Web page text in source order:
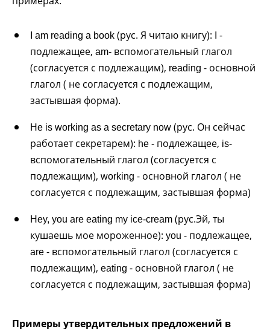
I am reading a book (рус. Я читаю книгу): -
подлежащее, am- вспомогательный глагол
(согласуется с подлежащим), reading - основной
глагол ( не согласуется с подлежащим,
застывшая форма).
He is working as a secretary now (рус. Он сейчас
работает секретарем): he - подлежащее, is-
вспомогательный глагол (согласуется с
подлежащим), working - основной глагол ( не
согласуется с подлежащим, застывшая форма)
Hey, you are eating my ice-cream (рус.Эй, ты
кушаешь мое мороженное): you - подлежащее,
are - вспомогательный глагол (согласуется с
подлежащим), eating - основной глагол ( не
согласуется с подлежащим, застывшая форма)
Примеры утвердительных предложений в